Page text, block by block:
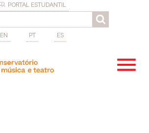
PORTAL ESTUDANTIL
EN PT ES